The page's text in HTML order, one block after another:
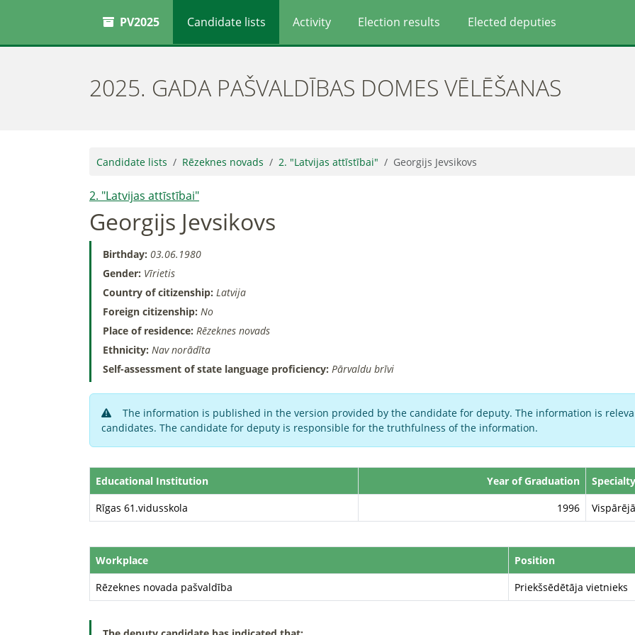
PV2025 Candidate lists Activity Election results Elected deputies
2025. GADA PAŠVALDĪBAS DOMES VĒLĒŠANAS
Candidate lists Rēzeknes novads 2. "Latvijas attīstībai" Georgijs Jevsikovs
2. "Latvijas attīstībai"
Georgijs Jevsikovs
Birthday: 03.06.1980
Gender: Vīrietis
Country of citizenship: Latvija
Foreign citizenship: No
Place of residence: Rēzeknes novads
Ethnicity: Nav norādīta
Self-assessment of state language proficiency: Pārvaldu brīvi
The information is published in the version provided by the candidate for deputy. The information is
candidates. The candidate for deputy is responsible for the truthfulness of the information.
Educational Institution Year of Graduation
Specialty
Rīgas 61.vidusskola
1996
Workplace
Position
Rēzeknes novada pašvaldība
Priekšsēdētāja vietnieks